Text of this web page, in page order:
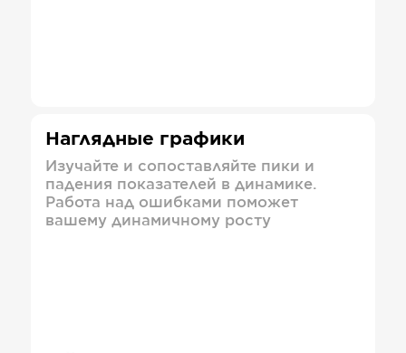
Наглядные графики
Изучайте и сопоставляйте пики и
падения показателей в динамике.
Работа над ошибками поможет
вашему динамичному росту